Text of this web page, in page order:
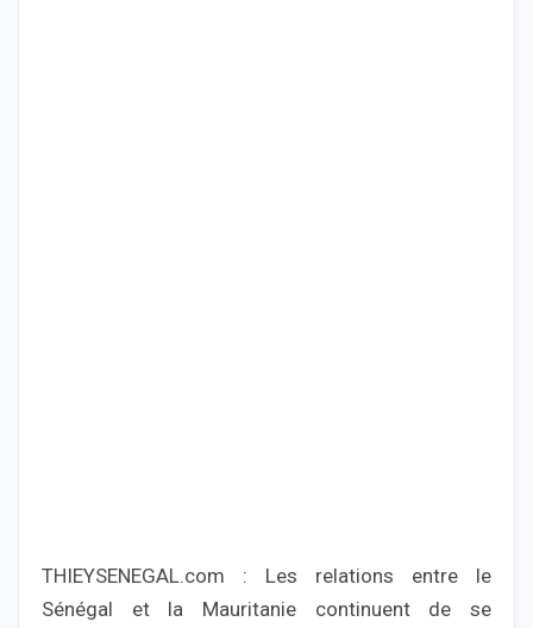
THIEYSENEGAL.com : Les relations entre le
Sénégal et la Mauritanie continuent de se